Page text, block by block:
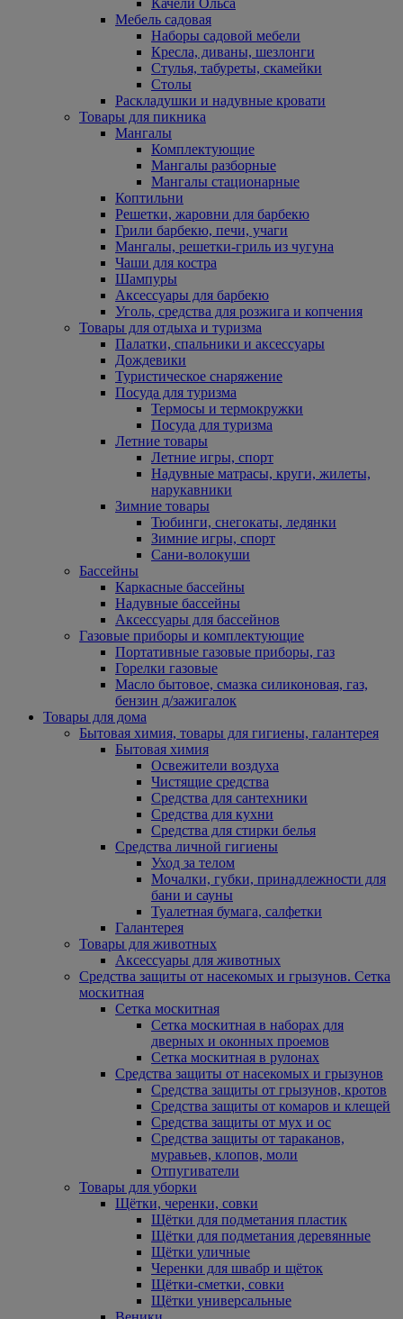
Качели Ольса
Мебель садовая
Наборы садовой мебели
Кресла, диваны, шезлонги
Стулья, табуреты, скамейки
Столы
Раскладушки и надувные кровати
Товары для пикника
Мангалы
Комплектующие
Мангалы разборные
Мангалы стационарные
Коптильни
Решетки, жаровни для барбекю
Грили барбекю, печи, учаги
Мангалы, решетки-гриль из чугуна
Чаши для костра
Шампуры
Аксессуары для барбекю
Уголь, средства для розжига и копчения
Товары для отдыха и туризма
Палатки, спальники и аксессуары
Дождевики
Туристическое снаряжение
Посуда для туризма
Термосы и термокружки
Посуда для туризма
Летние товары
Летние игры, спорт
Надувные матрасы, круги, жилеты,
нарукавники
Зимние товары
Тюбинги, снегокаты, ледянки
Зимние игры, спорт
Сани-волокуши
Бассейны
Каркасные бассейны
Надувные бассейны
Аксессуары для бассейнов
Газовые приборы и комплектующие
Портативные газовые приборы, газ
Горелки газовые
Масло бытовое, смазка силиконовая, газ,
бензин д/зажигалок
Товары для дома
Бытовая химия, товары для гигиены, галантерея
Бытовая химия
Освежители воздуха
Чистящие средства
Средства для сантехники
Средства для кухни
Средства для стирки белья
Средства личной гигиены
Уход за телом
Мочалки, губки, принадлежности для
бани и сауны
Туалетная бумага, салфетки
Галантерея
Товары для животных
Аксессуары для животных
Средства защиты от насекомых и грызунов. Сетка
москитная
Сетка москитная
Сетка москитная в наборах для
дверных и оконных проемов
Сетка москитная в рулонах
Средства защиты от насекомых и грызунов
Средства защиты от грызунов, кротов
Средства защиты от комаров и клещей
Средства защиты от мух и ос
Средства защиты от тараканов,
муравьев, клопов, моли
Отпугиватели
Товары для уборки
Щётки, черенки, совки
Щётки для подметания пластик
Щётки для подметания деревянные
Щётки уличные
Черенки для швабр и щёток
Щётки-сметки, совки
Щётки универсальные